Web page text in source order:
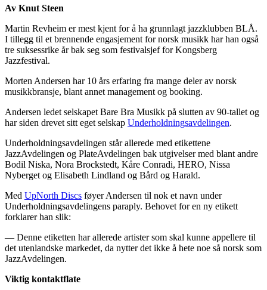
Av Knut Steen
Martin Revheim er mest kjent for å ha grunnlagt jazzklubben BLÅ.
I tillegg til et brennende engasjement for norsk musikk har han også
tre suksessrike år bak seg som festivalsjef for Kongsberg
Jazzfestival.
Morten Andersen har 10 års erfaring fra mange deler av norsk
musikkbransje, blant annet management og booking.
Andersen ledet selskapet Bare Bra Musikk på slutten av 90-tallet og
har siden drevet sitt eget selskap Underholdningsavdelingen.
Underholdningsavdelingen står allerede med etikettene
JazzAvdelingen og PlateAvdelingen bak utgivelser med blant andre
Bodil Niska, Nora Brockstedt, Kåre Conradi, HERO, Nissa
Nyberget og Elisabeth Lindland og Bård og Harald.
Med UpNorth Discs føyer Andersen til nok et navn under
Underholdningsavdelingens paraply. Behovet for en ny etikett
forklarer han slik:
— Denne etiketten har allerede artister som skal kunne appellere til
det utenlandske markedet, da nytter det ikke å hete noe så norsk som
JazzAvdelingen.
Viktig kontaktflate